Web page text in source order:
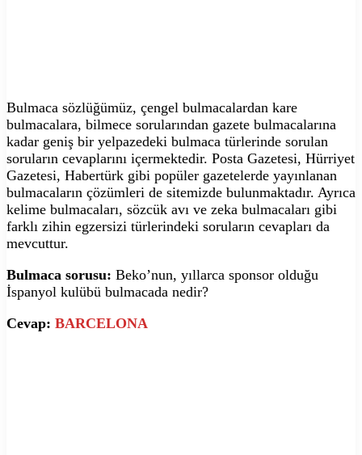
Bulmaca sözlüğümüz, çengel bulmacalardan kare
bulmacalara, bilmece sorularından gazete bulmacalarına
kadar geniş bir yelpazedeki bulmaca türlerinde sorulan
soruların cevaplarını içermektedir. Posta Gazetesi, Hürriyet
Gazetesi, Habertürk gibi popüler gazetelerde yayınlanan
bulmacaların çözümleri de sitemizde bulunmaktadır. Ayrıca
kelime bulmacaları, sözcük avı ve zeka bulmacaları gibi
farklı zihin egzersizi türlerindeki soruların cevapları da
mevcuttur.
Bulmaca sorusu: Beko’nun, yıllarca sponsor olduğu
İspanyol kulübü bulmacada nedir?
Cevap: BARCELONA